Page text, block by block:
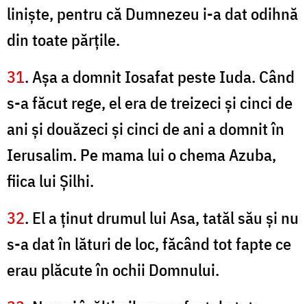
linişte, pentru că Dumnezeu i-a dat odihnă
din toate părţile.
31. Aşa a domnit Iosafat peste Iuda. Când
s-a făcut rege, el era de treizeci şi cinci de
ani şi douăzeci şi cinci de ani a domnit în
Ierusalim. Pe mama lui o chema Azuba,
fiica lui Şilhi.
32. El a ţinut drumul lui Asa, tatăl său şi nu
s-a dat în lături de loc, făcând tot fapte ce
erau plăcute în ochii Domnului.